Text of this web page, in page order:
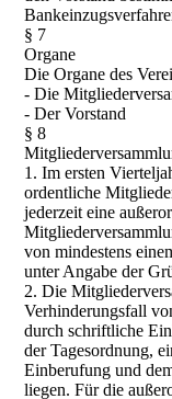
§ 7
Organe
Die Organe des
- Die
- Der Vorstand
§ 8
1. Im ersten
ordentliche
jederzeit eine
von mindestens
unter Angabe der
2. Die
Verhinderungsfall
durch schriftliche
der Tagesordnung,
Einberufung und
liegen. Für die